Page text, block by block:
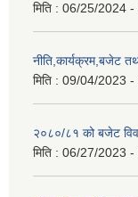
मिति : 06/25/2024 -
नीति,कार्यक्रम,बजेट
मिति : 09/04/2023 -
२०८०/८१ को बजेट
मिति : 06/27/2023 -